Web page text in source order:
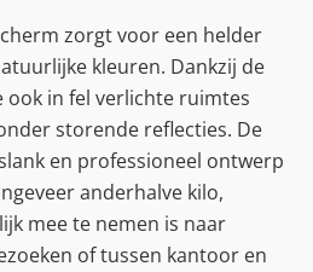
zorgt voor een helder
kleuren. Dankzij de
ook in fel verlichte ruimtes
storende reflecties. De
en professioneel ontwerp
anderhalve kilo,
mee te nemen is naar
of tussen kantoor en